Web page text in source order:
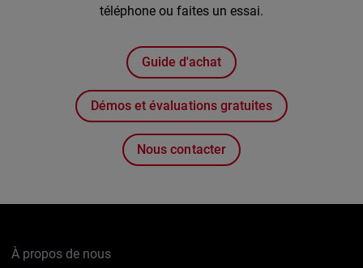
téléphone ou faites un essai.
Guide d'achat
Démos et évaluations gratuites
Nous contacter
À propos de nous